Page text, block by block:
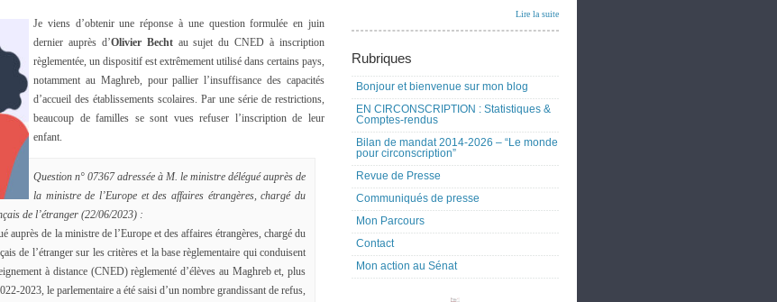
Je viens d’obtenir une réponse à une question formulée en juin
dernier auprès d’Olivier Bechtau sujet du CNED à inscription
règlementée, un dispositif est extrêmement utilisé dans certains pays,
notamment au Maghreb, pour pallier l’insuffisance des capacités
d’accueil des établissements scolaires. Par une série de restrictions,
beaucoup de familles se sont vues refuser l’inscription de leur
enfant.
Question n° 07367 adressée à M. le ministre délégué auprès de
la ministre de l’Europe et des affaires étrangères, chargé du
de l’étranger (22/06/2023) :
de la ministre de l’Europe et des affaires étrangères, chargé du
de l’étranger sur les critères et la base règlementaire qui conduisent
à distance (CNED) règlementé d’élèves au Maghreb et, plus
2023, le parlementaire a été saisi d’un nombre grandissant de refus,
Lire la suite
Rubriques
Bonjour et bienvenue sur mon blog
EN CIRCONSCRIPTION : Statistiques &
Comptes-rendus
Bilan de mandat 2014-2026 – “Le monde
pour circonscription”
Revue de Presse
Communiqués de presse
Mon Parcours
Contact
Mon action au Sénat